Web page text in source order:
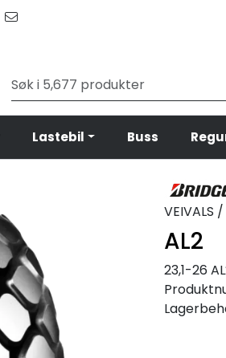
Lastebil Buss
VEIVALS
AL2
23,1-26